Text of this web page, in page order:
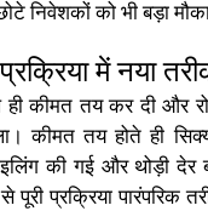
निवेशकों को भी बड़ा
में नया
कीमत तय कर दी और
कीमत तय होते ही
की गई और थोड़ी देर
प्रक्रिया पारंपरिक